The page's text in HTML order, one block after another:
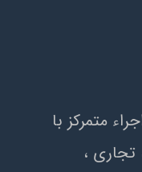
و اجراء متمرکز با
، تجاري ،